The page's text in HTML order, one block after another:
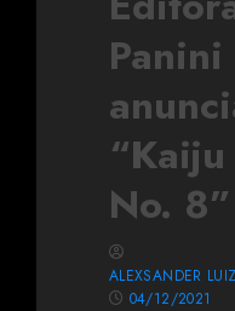
Panini
“Kaiju
No. 8”
ALEXSANDER LUIZ
04/12/2021